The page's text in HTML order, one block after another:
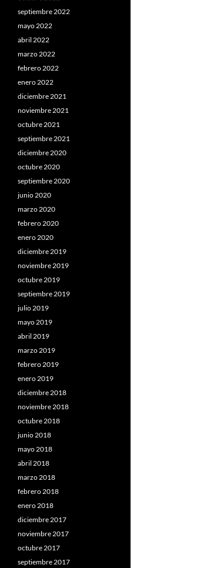
septiembre 2022
mayo 2022
abril 2022
marzo 2022
febrero 2022
enero 2022
diciembre 2021
noviembre 2021
octubre 2021
septiembre 2021
diciembre 2020
octubre 2020
septiembre 2020
junio 2020
marzo 2020
febrero 2020
enero 2020
diciembre 2019
noviembre 2019
octubre 2019
septiembre 2019
julio 2019
mayo 2019
abril 2019
marzo 2019
febrero 2019
enero 2019
diciembre 2018
noviembre 2018
octubre 2018
junio 2018
mayo 2018
abril 2018
marzo 2018
febrero 2018
enero 2018
diciembre 2017
noviembre 2017
octubre 2017
septiembre 2017